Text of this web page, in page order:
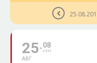
25
АВГ
08
СЕН